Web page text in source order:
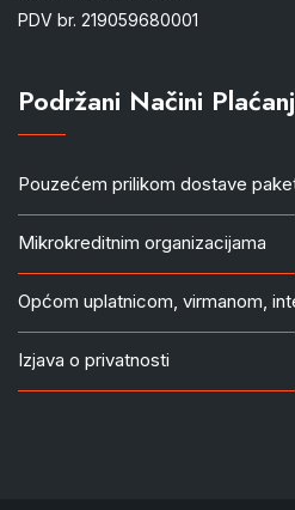
PDV br. 219059680001
Podržani Načini
Pouzećem prilikom dostave
Mikrokreditnim organizacijama
Općom uplatnicom, virmanom,
Izjava o privatnosti